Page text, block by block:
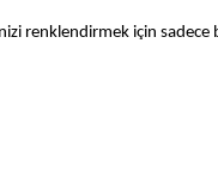
renklendirmek için sadece